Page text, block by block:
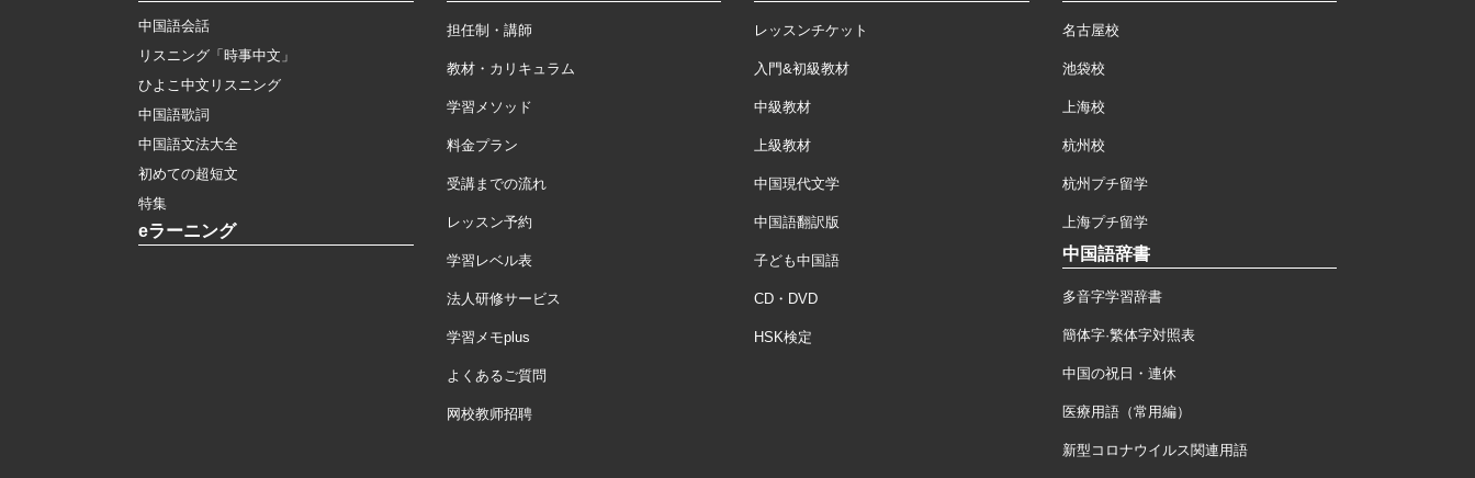
中国語会話
リスニング「時事中文」
ひよこ中文リスニング
中国語歌詞
中国語文法大全
初めての超短文
特集
eラーニング
担任制・講師
教材・カリキュラム
学習メソッド
料金プラン
受講までの流れ
レッスン予約
学習レベル表
法人研修サービス
学習メモplus
よくあるご質問
网校教师招聘
レッスンチケット
入門&初級教材
中級教材
上級教材
中国現代文学
中国語翻訳版
子ども中国語
CD・DVD
HSK検定
名古屋校
池袋校
上海校
杭州校
杭州プチ留学
上海プチ留学
中国語辞書
多音字学習辞書
簡体字·繁体字対照表
中国の祝日・連休
医療用語（常用編）
新型コロナウイルス関連用語